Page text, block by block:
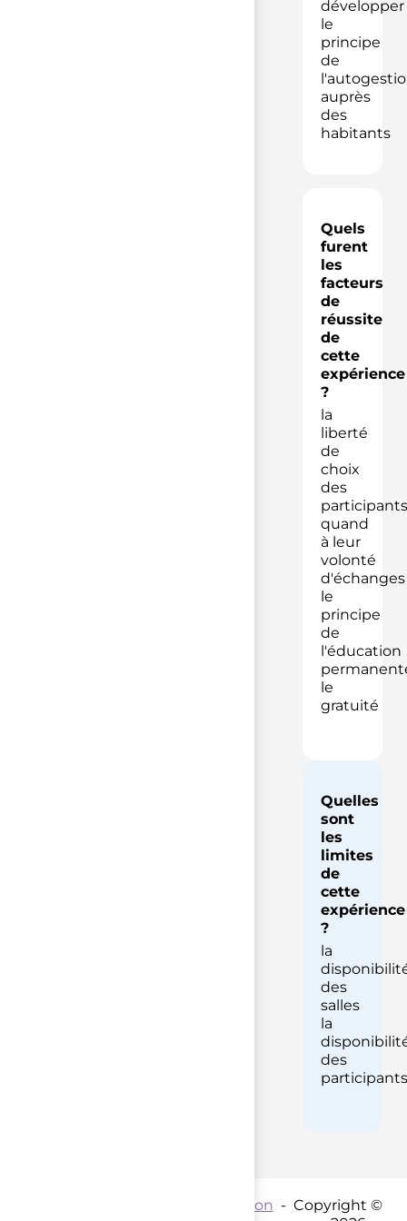
développer
le
principe
de
auprès
des
habitants
Quels
furent
les
facteurs
de
réussite
de
cette
expérience
?
la
liberté
de
choix
des
participants
quand
à leur
volonté
d'échanges
le
principe
de
l'éducation
le
gratuité
Quelles
sont
les
limites
de
cette
expérience
?
la
des
salles
la
des
participants
Coordination - Copyright ©